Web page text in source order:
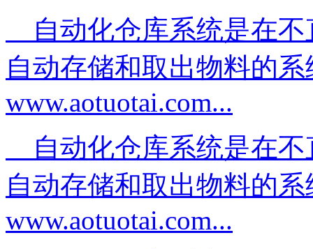
自动化仓库系统是在不
自动存储和取出物料的
www.aotuotai.com...
自动化仓库系统是在不
自动存储和取出物料的
www.aotuotai.com...